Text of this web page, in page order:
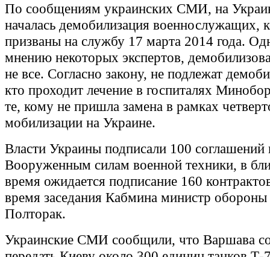
По сообщениям украинских СМИ, на
началась демобилизация военнослужащих,
призваны на службу 17 марта 2014 года.
мнению некоторых экспертов,
не все. Согласно закону, не подлежат
кто проходит лечение в госпиталях
те, кому не пришла замена в рамках
мобилизации на Украине.
Власти Украины подписали 100 соглашений
Вооруженным силам военной техники, в
время ожидается подписание 160
время заседания Кабмина министр обороны
Полторак.
Украинские СМИ сообщили, что Варшава